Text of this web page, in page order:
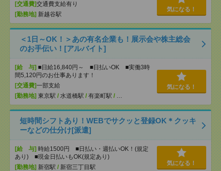
[交通費]交通費支給有り
[勤務地] 新越谷駅
気になる！
＜1日～OK！＞あの有名企業も！展示会や株主総会
のお手伝い！[アルバイト]
[給 与] ■日給16,840円～ ■日払いOK ■実働3時
間5,120円のお仕事あります！
[交通費]一部支給
[勤務地] 東京駅 / 水道橋駅 / 有楽町駅 / …
気になる！
短時間シフトあり！WEBでサクッと登録OK＊クッキ
ーなどの仕分け[派遣]
[給 与] 時給1500円 ■日払い・週払いOK！(規定
あり) ■現金日払いもOK(規定あり)
[勤務地] 新宿駅 / 新宿三丁目駅
気になる！